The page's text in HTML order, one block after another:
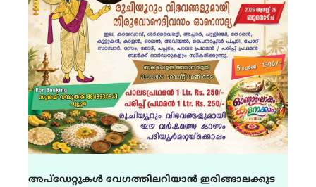
അപ്ഡേറ്റുകൾ വേഗത്തിലറിയാൻ ഇരിങ്ങാലക്കുട